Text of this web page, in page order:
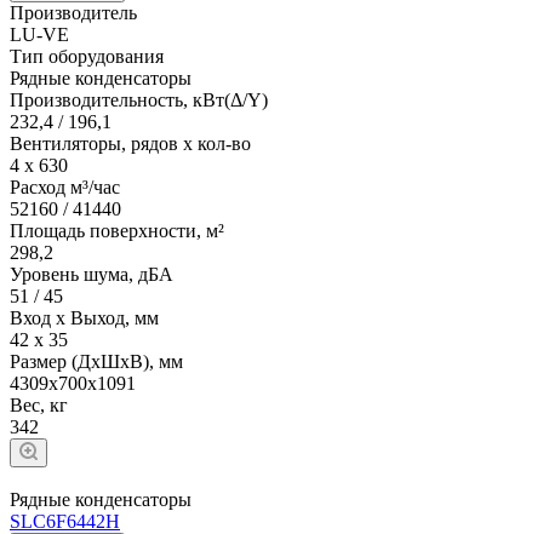
Производитель
LU-VE
Тип оборудования
Рядные конденсаторы
Производительность, кВт(Δ/Y)
232,4 / 196,1
Вентиляторы, рядов х кол-во
4 х 630
Расход м³/час
52160 / 41440
Площадь поверхности, м²
298,2
Уровень шума, дБА
51 / 45
Вход х Выход, мм
42 х 35
Размер (ДхШхВ), мм
4309х700х1091
Вес, кг
342
Рядные конденсаторы
SLC6F6442Н